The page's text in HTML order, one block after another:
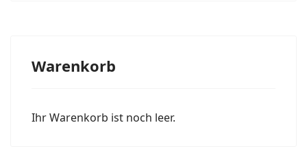
Warenkorb
Ihr Warenkorb ist noch leer.